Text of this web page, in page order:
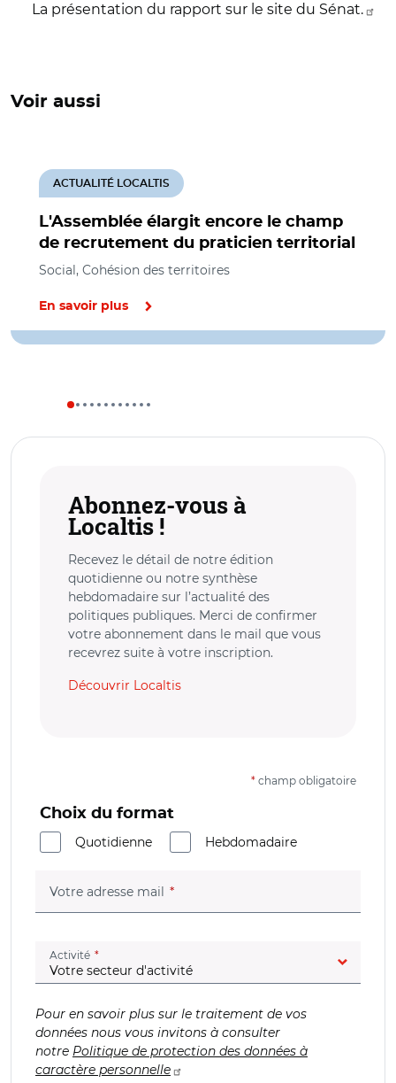
La présentation du rapport sur le site du Sénat.
Voir aussi
L'Assemblée élargit encore le champ
de recrutement du praticien territorial
ACTUALITÉ LOCALTIS
Social, Cohésion des territoires
En savoir plus
Abonnez-vous à
Localtis !
Recevez le détail de notre édition
quotidienne ou notre synthèse
hebdomadaire sur l’actualité des
politiques publiques. Merci de confirmer
votre abonnement dans le mail que vous
recevrez suite à votre inscription.
Découvrir Localtis
* champ obligatoire
Choix du format
Quotidienne
Hebdomadaire
Votre adresse mail (champ obligatoire)
Activité (champ obligatoire)
Pour en savoir plus sur le traitement de vos
données nous vous invitons à consulter
notre Politique de protection des données à
caractère personnelle